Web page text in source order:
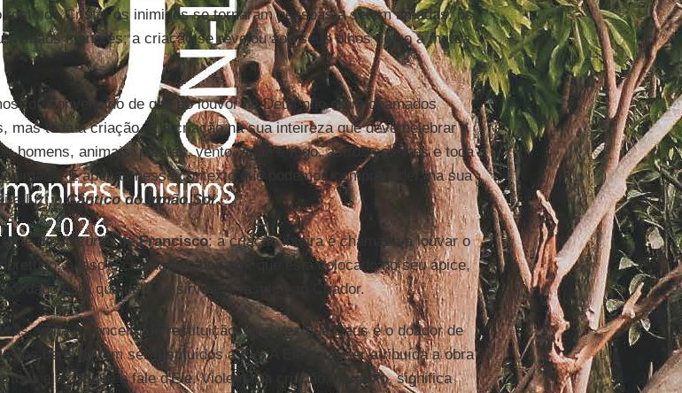
rosto de Cristo; os inimigos se tornaram pessoas a serem amadas; os
irmãos menores; a criação se revelou aos seus olhos como a marca
convencido de que ao louvor de Deus não eram chamados
mas toda a criação. É a criação na sua inteireza que deve celebrar a
homens, animais, plantas, vento, água e fogo, astros celestes e toda
É apenas nesse contexto que podemos compreender, na sua
luz, oCântico do Irmão Sol
do discurso deFrancisco: a criação inteira é chamada a louvar o
a isso é chamado o homem, que está colocado no seu ápice,
foi dado para que dele se sirva e o restitua ao Criador.
volta o conceito de restituição: uma vez que Deus é o doador de
os bens devem ser restituídos a Ele. A Ele deve ser atribuída a obra
toda ela o louve e fale d'Ele. Violentar a criação, portanto, significa